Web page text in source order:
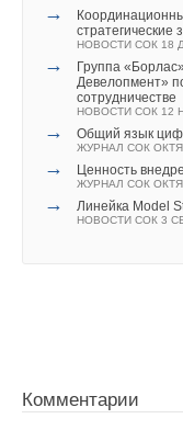
→
стратегические
НОВОСТИ СОК 18
→
Группа
Девелопмент»
сотрудничестве
НОВОСТИ СОК 12
→ Общий язык
ЖУРНАЛ СОК
→ Ценность
ЖУРНАЛ СОК
→ Линейка Model
НОВОСТИ СОК 3
Комментарии